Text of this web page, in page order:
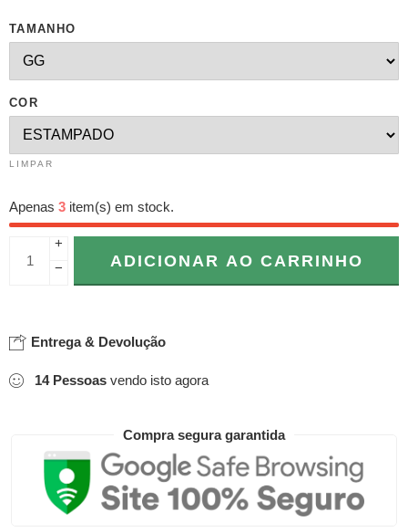
TAMANHO
COR
LIMPAR
Apenas 3 item(s) em stock.
+
−
ADICIONAR AO CARRINHO
Entrega & Devolução
14 Pessoas vendo isto agora
Compra segura garantida